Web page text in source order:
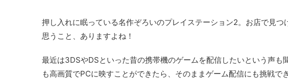
押し入れに眠っている名作ぞろいのプレイステーション2。お店で見
思うこと、ありますよね！
最近は3DSやDSといった昔の携帯機のゲームを配信したいという声
も高画質でPCに映すことができたら、そのままゲーム配信にも挑戦